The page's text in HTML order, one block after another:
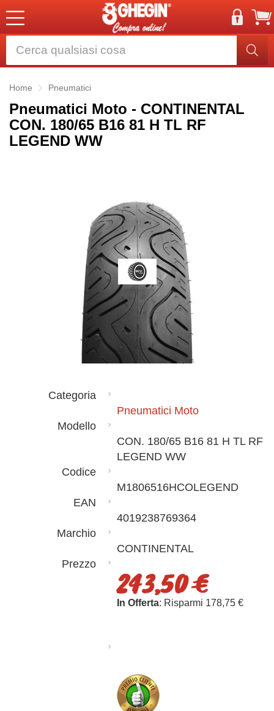
Home Pneumatici
Pneumatici Moto - CONTINENTAL
CON. 180/65 B16 81 H TL RF
LEGEND WW
Categoria
Pneumatici Moto
Modello
CON. 180/65 B16 81 H TL RF
LEGEND WW
Codice
M1806516HCOLEGEND
EAN
4019238769364
Marchio
CONTINENTAL
Prezzo
243,50 €
In Offerta: Risparmi 178,75 €